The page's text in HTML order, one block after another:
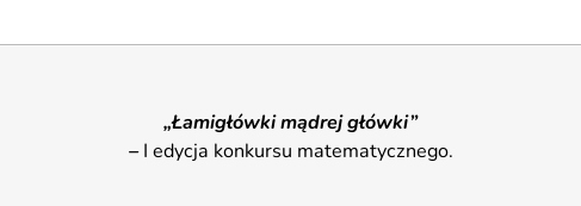
„Łamigłówki mądrej główki”
–I edycja konkursu matematycznego.